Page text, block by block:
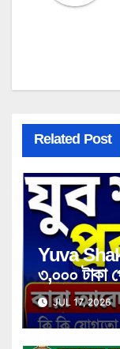
Related Post
Yuva
৩,০০০ টাকা
সার্টিফিকেট!
জানুন
JUL 17, 2026